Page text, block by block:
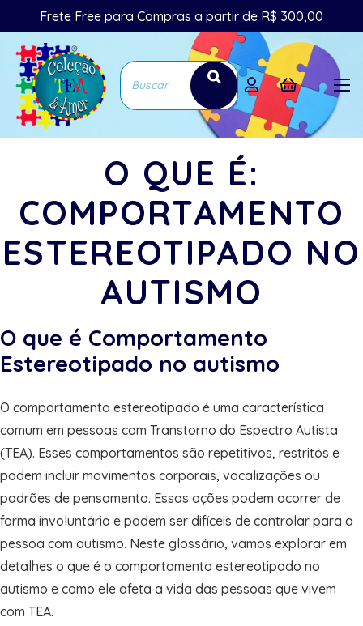
Frete Free para Compras a partir de R$ 300,00
O QUE É:
COMPORTAMENTO
ESTEREOTIPADO NO
AUTISMO
O que é Comportamento
Estereotipado no autismo
O comportamento estereotipado é uma característica
comum em pessoas com Transtorno do Espectro Autista
(TEA). Esses comportamentos são repetitivos, restritos e
podem incluir movimentos corporais, vocalizações ou
padrões de pensamento. Essas ações podem ocorrer de
forma involuntária e podem ser difíceis de controlar para a
pessoa com autismo. Neste glossário, vamos explorar em
detalhes o que é o comportamento estereotipado no
autismo e como ele afeta a vida das pessoas que vivem
com TEA.